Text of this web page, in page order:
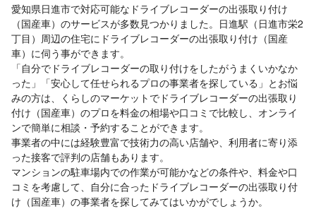
愛知県日進市で対応可能なドライブレコーダーの出張取り付け
（国産車）のサービスが多数見つかりました。日進駅（日進市栄2
丁目）周辺の住宅にドライブレコーダーの出張取り付け（国産
車）に伺う事ができます。
「自分でドライブレコーダーの取り付けをしたがうまくいかなか
った」「安心して任せられるプロの事業者を探している」とお悩
みの方は、くらしのマーケットでドライブレコーダーの出張取り
付け（国産車）のプロを料金の相場や口コミで比較し、オンライ
ンで簡単に相談・予約することができます。
事業者の中には経験豊富で技術力の高い店舗や、利用者に寄り添
った接客で評判の店舗もあります。
マンションの駐車場内での作業が可能かなどの条件や、料金や口
コミを考慮して、自分に合ったドライブレコーダーの出張取り付
け（国産車）の事業者を探してみてはいかがでしょうか。